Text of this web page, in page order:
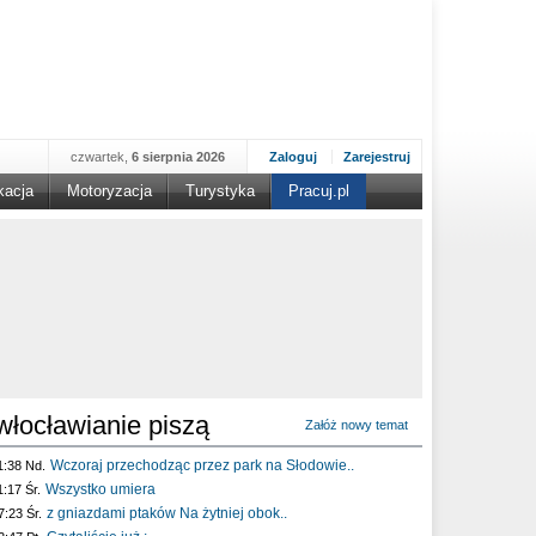
Zaloguj Zarejestruj
czwartek, 6 sierpnia 2026
Motoryzacja Turystyka Pracuj.pl
piszą Załóż nowy temat
Nd. Wczoraj przechodząc przez park na Słodowie..
Śr. Wszystko umiera
Śr. z gniazdami ptaków Na żytniej obok..